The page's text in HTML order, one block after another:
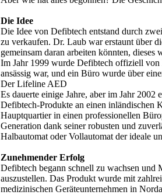
Die Idee
Die Idee von Defibtech entstand durch
zu verkaufen. Dr. Laub war erstaunt über
gemeinsam daran arbeiten könnten,
Im Jahr 1999 wurde Defibtech offiziell von
ansässig war, und ein Büro wurde über
Der Lifeline AED
Es dauerte einige Jahre, aber im Jahr
Defibtech-Produkte an einen inländischen
Hauptquartier in einen professionellen
Generation dank seiner robusten und
Halbautomat oder Vollautomat der ideale
Zunehmender Erfolg
Defibtech begann schnell zu wachsen
auszustellen. Das Produkt wurde mit
medizinischen Geräteunternehmen in